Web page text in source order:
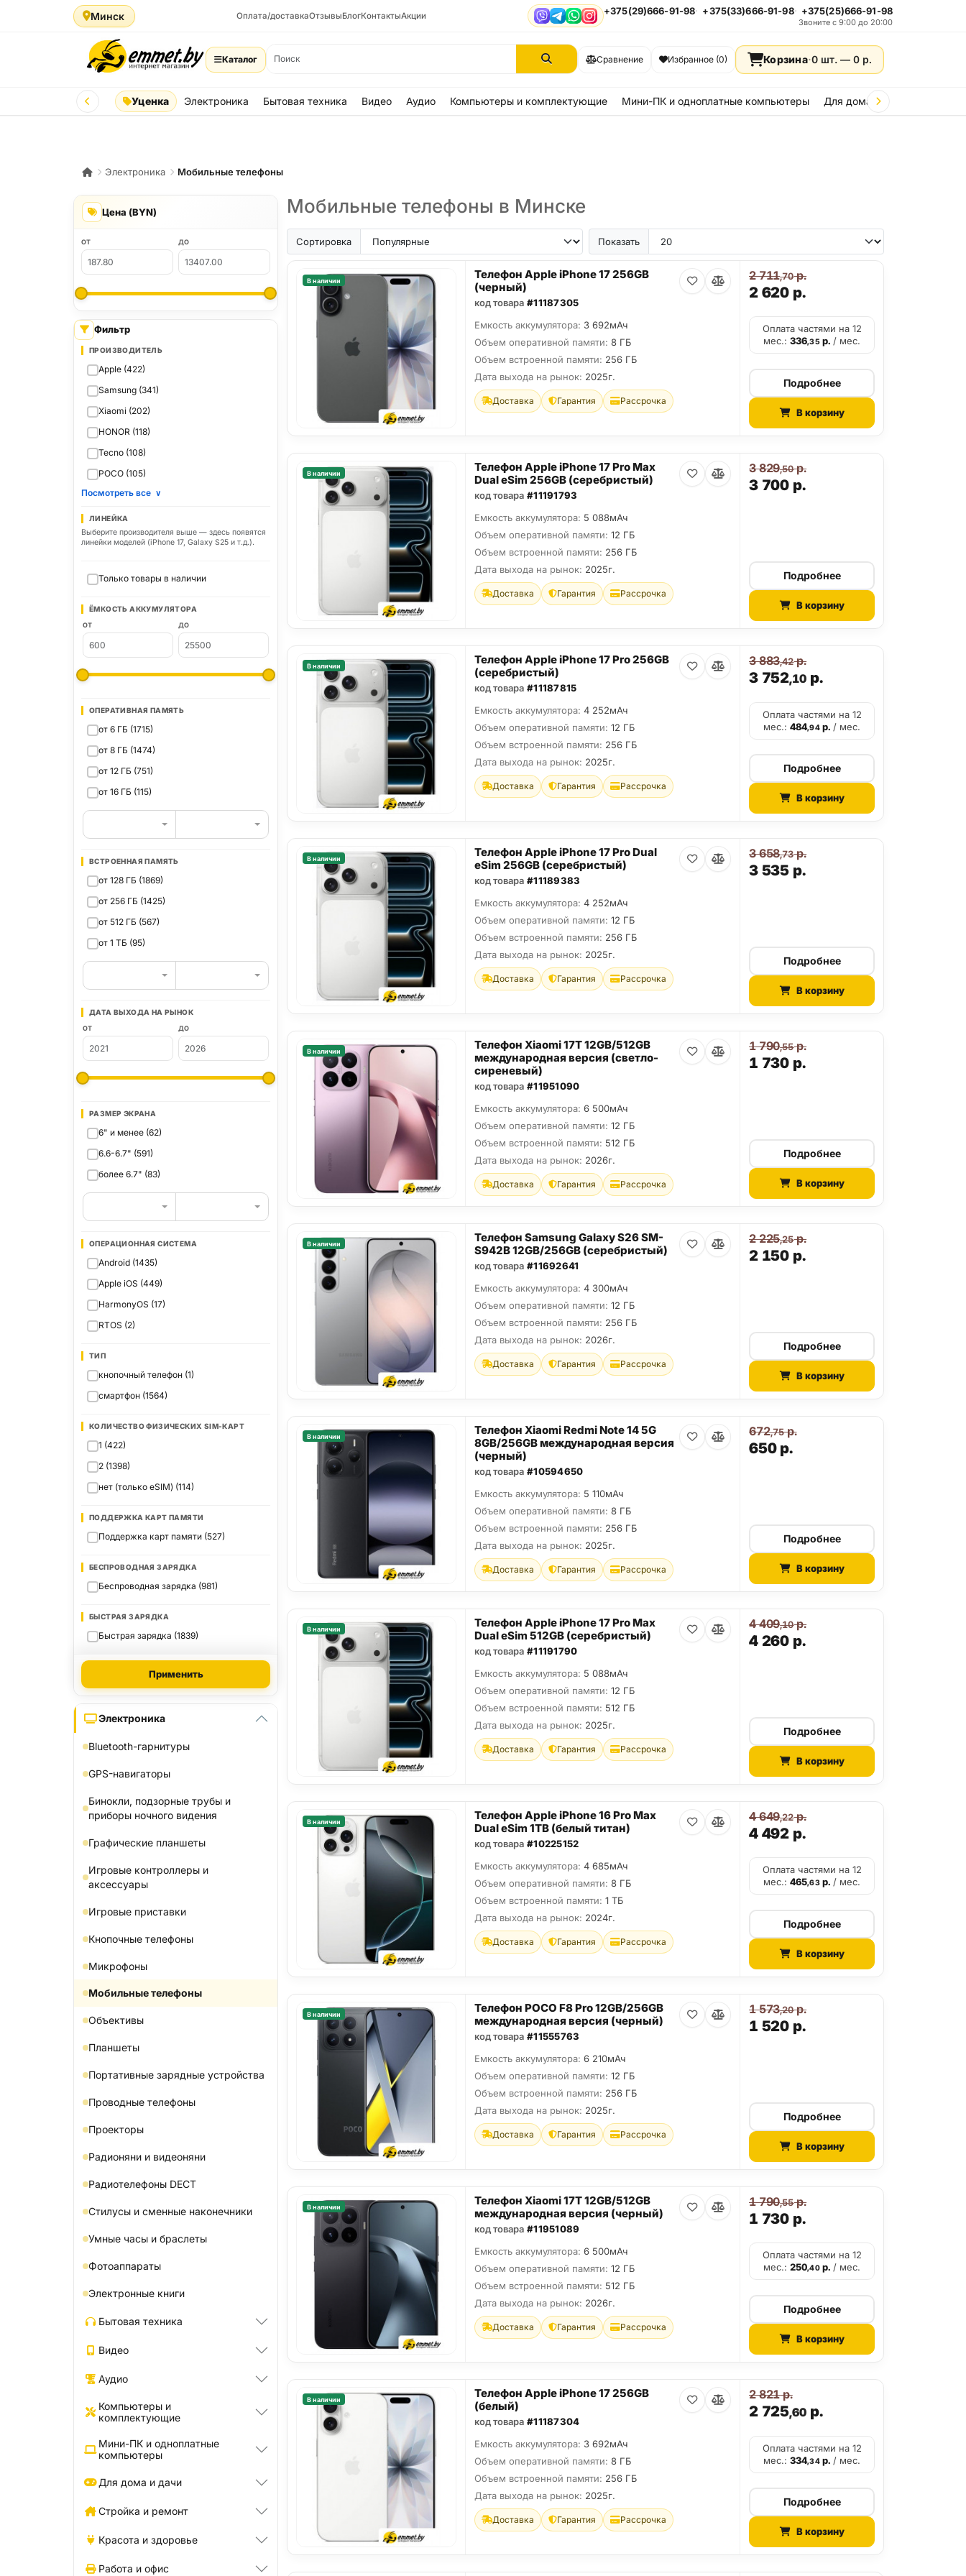
Минск Оплата/доставкаОтзывыБлогКонтактыАкции ViberTelegram
WhatsApp
Instagram
+375(29)666-91-98 +375(33)666-91-98 +375(25)666-91-98
Звоните с 9:00 до 20:00
Каталог Сравнение Избранное (0) Корзина·0 шт. — 0 р.
Уценка Электроника Бытовая техника Видео Аудио Компьютеры и комплектующие Мини-ПК и одноплатные компьютеры Для дома и дачи
Электроника Мобильные телефоны
Цена (BYN)
ОТ ДО
Фильтр
ПРОИЗВОДИТЕЛЬ
Apple (422)
Samsung (341)
Xiaomi (202)
HONOR (118)
Tecno (108)
POCO (105)
Посмотреть все ∨
ЛИНЕЙКА
Выберите производителя выше — здесь появятся
линейки моделей (iPhone 17, Galaxy S25 и т.д.).
Только товары в наличии
ЁМКОСТЬ АККУМУЛЯТОРА
ОТ ДО
ОПЕРАТИВНАЯ ПАМЯТЬ
от 6 ГБ (1715)
от 8 ГБ (1474)
от 12 ГБ (751)
от 16 ГБ (115)
ВСТРОЕННАЯ ПАМЯТЬ
от 128 ГБ (1869)
от 256 ГБ (1425)
от 512 ГБ (567)
от 1 ТБ (95)
ДАТА ВЫХОДА НА РЫНОК
ОТ ДО
РАЗМЕР ЭКРАНА
6" и менее (62)
6.6-6.7" (591)
более 6.7" (83)
ОПЕРАЦИОННАЯ СИСТЕМА
Android (1435)
Apple iOS (449)
HarmonyOS (17)
RTOS (2)
ТИП
кнопочный телефон (1)
смартфон (1564)
КОЛИЧЕСТВО ФИЗИЧЕСКИХ SIM-КАРТ
1 (422)
2 (1398)
нет (только eSIM) (114)
ПОДДЕРЖКА КАРТ ПАМЯТИ
Поддержка карт памяти (527)
БЕСПРОВОДНАЯ ЗАРЯДКА
Беспроводная зарядка (981)
БЫСТРАЯ ЗАРЯДКА
Быстрая зарядка (1839)
Применить
Электроника
Bluetooth-гарнитуры
GPS-навигаторы
Бинокли, подзорные трубы и
приборы ночного видения
Графические планшеты
Игровые контроллеры и
аксессуары
Игровые приставки
Кнопочные телефоны
Микрофоны
Мобильные телефоны
Объективы
Планшеты
Портативные зарядные устройства
Проводные телефоны
Проекторы
Радионяни и видеоняни
Радиотелефоны DECT
Стилусы и сменные наконечники
Умные часы и браслеты
Фотоаппараты
Электронные книги
Бытовая техника
Видео
Аудио
Компьютеры и
комплектующие
Мини-ПК и одноплатные
компьютеры
Для дома и дачи
Стройка и ремонт
Красота и здоровье
Работа и офис
Мобильные телефоны в Минске
Сортировка Показать
В наличии
Телефон Apple iPhone 17 256GB
(черный)
код товара #11187305
Емкость аккумулятора: 3 692мАч
Объем оперативной памяти: 8 ГБ
Объем встроенной памяти: 256 ГБ
Дата выхода на рынок: 2025г.
Доставка Гарантия Рассрочка
2 620 р.
2 711,70р.
Оплата частями на 12
мес.:336,35р./ мес.
Подробнее
В корзину
В наличии
Телефон Apple iPhone 17 Pro Max
Dual eSim 256GB (серебристый)
код товара #11191793
Емкость аккумулятора: 5 088мАч
Объем оперативной памяти: 12 ГБ
Объем встроенной памяти: 256 ГБ
Дата выхода на рынок: 2025г.
Доставка Гарантия Рассрочка
3 700 р.
3 829,50р.
Подробнее
В корзину
В наличии
Телефон Apple iPhone 17 Pro 256GB
(серебристый)
код товара #11187815
Емкость аккумулятора: 4 252мАч
Объем оперативной памяти: 12 ГБ
Объем встроенной памяти: 256 ГБ
Дата выхода на рынок: 2025г.
Доставка Гарантия Рассрочка
3 752,10 р.
3 883,42р.
Оплата частями на 12
мес.:484,94р./ мес.
Подробнее
В корзину
В наличии
Телефон Apple iPhone 17 Pro Dual
eSim 256GB (серебристый)
код товара #11189383
Емкость аккумулятора: 4 252мАч
Объем оперативной памяти: 12 ГБ
Объем встроенной памяти: 256 ГБ
Дата выхода на рынок: 2025г.
Доставка Гарантия Рассрочка
3 535 р.
3 658,73р.
Подробнее
В корзину
В наличии
Телефон Xiaomi 17T 12GB/512GB
международная версия (светло-
сиреневый)
код товара #11951090
Емкость аккумулятора: 6 500мАч
Объем оперативной памяти: 12 ГБ
Объем встроенной памяти: 512 ГБ
Дата выхода на рынок: 2026г.
Доставка Гарантия Рассрочка
1 730 р.
1 790,55р.
Подробнее
В корзину
В наличии
Телефон Samsung Galaxy S26 SM-
S942B 12GB/256GB (серебристый)
код товара #11692641
Емкость аккумулятора: 4 300мАч
Объем оперативной памяти: 12 ГБ
Объем встроенной памяти: 256 ГБ
Дата выхода на рынок: 2026г.
Доставка Гарантия Рассрочка
2 150 р.
2 225,25р.
Подробнее
В корзину
В наличии
Телефон Xiaomi Redmi Note 14 5G
8GB/256GB международная версия
(черный)
код товара #10594650
Емкость аккумулятора: 5 110мАч
Объем оперативной памяти: 8 ГБ
Объем встроенной памяти: 256 ГБ
Дата выхода на рынок: 2025г.
Доставка Гарантия Рассрочка
650р.
672,75р.
Подробнее
В корзину
В наличии
Телефон Apple iPhone 17 Pro Max
Dual eSim 512GB (серебристый)
код товара #11191790
Емкость аккумулятора: 5 088мАч
Объем оперативной памяти: 12 ГБ
Объем встроенной памяти: 512 ГБ
Дата выхода на рынок: 2025г.
Доставка Гарантия Рассрочка
4 260 р.
4 409,10р.
Подробнее
В корзину
В наличии
Телефон Apple iPhone 16 Pro Max
Dual eSim 1TB (белый титан)
код товара #10225152
Емкость аккумулятора: 4 685мАч
Объем оперативной памяти: 8 ГБ
Объем встроенной памяти: 1 ТБ
Дата выхода на рынок: 2024г.
Доставка Гарантия Рассрочка
4 492 р.
4 649,22р.
Оплата частями на 12
мес.:465,63р./ мес.
Подробнее
В корзину
В наличии
Телефон POCO F8 Pro 12GB/256GB
международная версия (черный)
код товара #11555763
Емкость аккумулятора: 6 210мАч
Объем оперативной памяти: 12 ГБ
Объем встроенной памяти: 256 ГБ
Дата выхода на рынок: 2025г.
Доставка Гарантия Рассрочка
1 520 р.
1 573,20р.
Подробнее
В корзину
В наличии
Телефон Xiaomi 17T 12GB/512GB
международная версия (черный)
код товара #11951089
Емкость аккумулятора: 6 500мАч
Объем оперативной памяти: 12 ГБ
Объем встроенной памяти: 512 ГБ
Дата выхода на рынок: 2026г.
Доставка Гарантия Рассрочка
1 730 р.
1 790,55р.
Оплата частями на 12
мес.:250,40р./ мес.
Подробнее
В корзину
В наличии
Телефон Apple iPhone 17 256GB
(белый)
код товара #11187304
Емкость аккумулятора: 3 692мАч
Объем оперативной памяти: 8 ГБ
Объем встроенной памяти: 256 ГБ
Дата выхода на рынок: 2025г.
Доставка Гарантия Рассрочка
2 725,60 р.
2 821р.
Оплата частями на 12
мес.:334,34р./ мес.
Подробнее
В корзину